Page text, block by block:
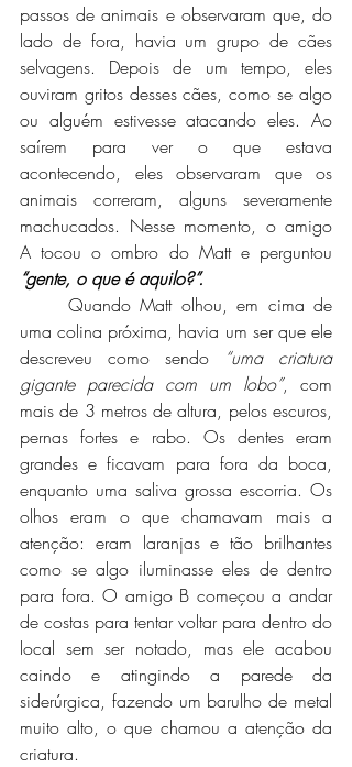
passos de animais e observaram que, do
lado de fora, havia um grupo de cães
selvagens. Depois de um tempo, eles
ouviram gritos desses cães, como se algo
ou alguém estivesse atacando eles. Ao
saírem para ver o que estava
acontecendo, eles observaram que os
animais correram, alguns severamente
machucados. Nesse momento, o amigo
“gente, o que é aquilo?”.
uma colina próxima, havia um ser que ele
descreveu como sendo
“uma criatura
gigante parecida com um lobo”, com
mais de 3 metros de altura, pelos escuros,
pernas fortes e rabo. Os dentes eram
grandes e ficavam para fora da boca,
enquanto uma saliva grossa escorria. Os
olhos eram o que chamavam mais a
atenção: eram laranjas e tão brilhantes
como se algo iluminasse eles de dentro
para fora. O amigo B começou a andar
de costas para tentar voltar para dentro do
local sem ser notado, mas ele acabou
caindo e atingindo a parede da
siderúrgica, fazendo um barulho de metal
muito alto, o que chamou a atenção da
criatura.